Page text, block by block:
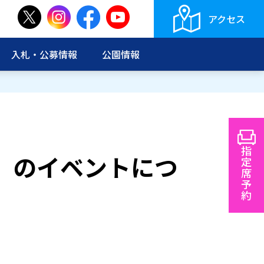
アクセス
入札・公募情報 公園情報
のイベントにつ
指
定
席
予
約